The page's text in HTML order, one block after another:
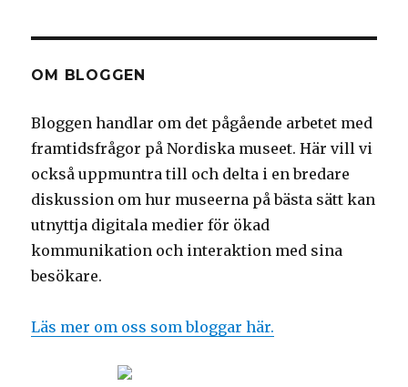
OM BLOGGEN
Bloggen handlar om det pågående arbetet med
framtidsfrågor på Nordiska museet. Här vill vi
också uppmuntra till och delta i en bredare
diskussion om hur museerna på bästa sätt kan
utnyttja digitala medier för ökad
kommunikation och interaktion med sina
besökare.
Läs mer om oss som bloggar här.